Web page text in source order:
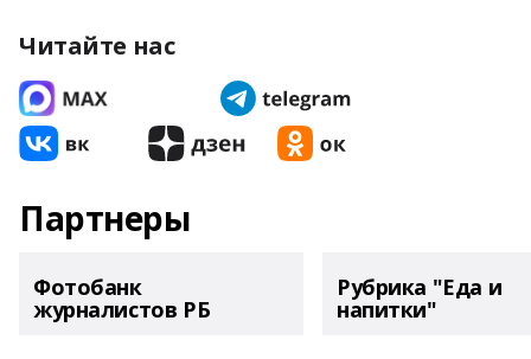
Читайте нас
Партнеры
Фотобанк
журналистов РБ
Рубрика "Еда и
напитки"